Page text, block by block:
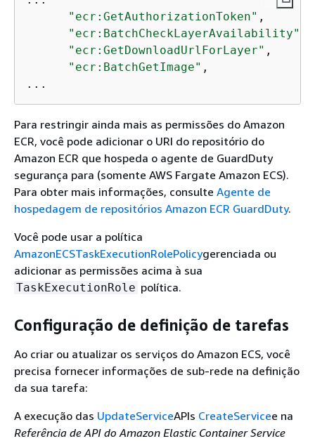
"ecr:GetAuthorizationToken" ,
"ecr:BatchCheckLayerAvailability"
"ecr:GetDownloadUrlForLayer" ,
"ecr:BatchGetImage" ,
...
Para restringir ainda mais as permissões do Amazon
ECR, você pode adicionar o URI do repositório do
Amazon ECR que hospeda o agente de GuardDuty
segurança para (somente AWS Fargate Amazon ECS).
Para obter mais informações, consulte Agente de
hospedagem de repositórios Amazon ECR GuardDuty.
Você pode usar a política
AmazonECSTaskExecutionRolePolicygerenciada ou
adicionar as permissões acima à sua
TaskExecutionRole política.
Configuração de definição de tarefas
Ao criar ou atualizar os serviços do Amazon ECS, você
precisa fornecer informações de sub-rede na definição
da sua tarefa:
A execução das UpdateServiceAPIs CreateServicee na
Referência de API do Amazon Elastic Container Service